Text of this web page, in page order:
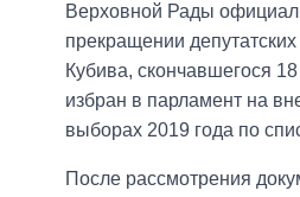
Верховной Рады
прекращении
Кубива, скончавшегося
избран в парламент на
выборах 2019 года по
После рассмотрения